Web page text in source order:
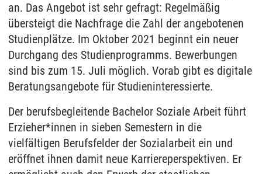
an. Das Angebot ist sehr gefragt: Regelmäßig
übersteigt die Nachfrage die Zahl der angebotenen
Studienplätze. Im Oktober 2021 beginnt ein neuer
Durchgang des Studienprogramms. Bewerbungen
sind bis zum 15. Juli möglich. Vorab gibt es digitale
Beratungsangebote für Studieninteressierte.
Der berufsbegleitende Bachelor Soziale Arbeit führt
Erzieher*innen in sieben Semestern in die
vielfältigen Berufsfelder der Sozialarbeit ein und
eröffnet ihnen damit neue Karriereperspektiven. Er